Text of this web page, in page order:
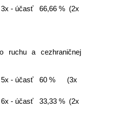
3x - účasť 66,66 % (2x
ruchu a cezhraničnej
5x - účasť 60 % (3x
6x - účasť 33,33 % (2x